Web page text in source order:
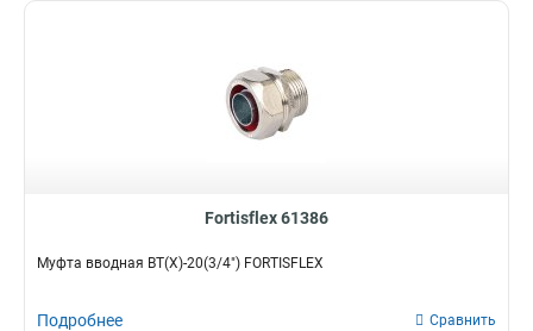
Fortisflex 61386
Муфта вводная ВТ(Х)-20(3/4") FORTISFLEX
Подробнее Сравнить